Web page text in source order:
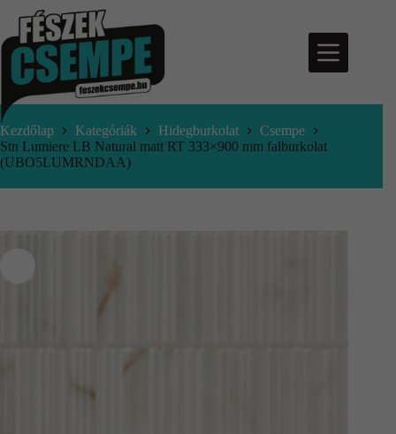
Kezdőlap Kategóriák Hidegburkolat
Csempe
Stn Lumiere LB Natural matt RT 333×900 mm falburkolat
(UBO5LUMRNDAA)